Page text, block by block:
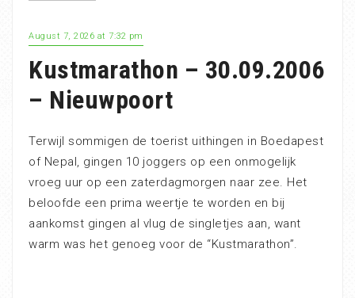
August 7, 2026 at 7:32 pm
Kustmarathon – 30.09.2006
– Nieuwpoort
Terwijl sommigen de toerist uithingen in Boedapest
of Nepal, gingen 10 joggers op een onmogelijk
vroeg uur op een zaterdagmorgen naar zee. Het
beloofde een prima weertje te worden en bij
aankomst gingen al vlug de singletjes aan, want
warm was het genoeg voor de “Kustmarathon”.